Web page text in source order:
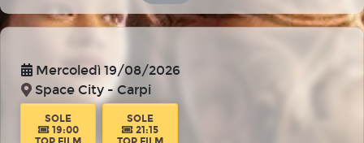
Mercoledì 19/08/2026
Space City - Carpi
SOLE
19:00
SOLE
21:15